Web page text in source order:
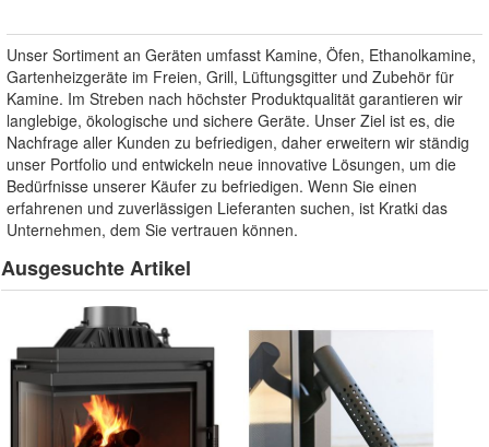
Unser Sortiment an Geräten umfasst Kamine, Öfen, Ethanolkamine,
Gartenheizgeräte im Freien, Grill, Lüftungsgitter und Zubehör für
Kamine. Im Streben nach höchster Produktqualität garantieren wir
langlebige, ökologische und sichere Geräte. Unser Ziel ist es, die
Nachfrage aller Kunden zu befriedigen, daher erweitern wir ständig
unser Portfolio und entwickeln neue innovative Lösungen, um die
Bedürfnisse unserer Käufer zu befriedigen. Wenn Sie einen
erfahrenen und zuverlässigen Lieferanten suchen, ist Kratki das
Unternehmen, dem Sie vertrauen können.
Ausgesuchte Artikel